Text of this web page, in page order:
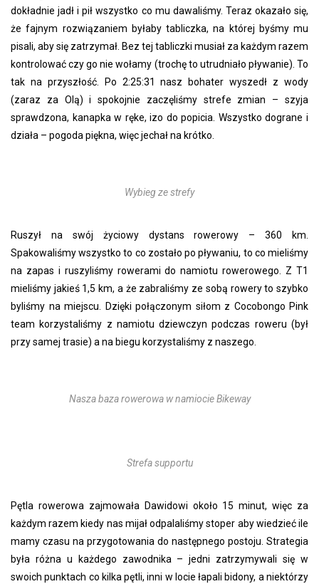
dokładnie jadł i pił wszystko co mu dawaliśmy. Teraz okazało się,
że fajnym rozwiązaniem byłaby tabliczka, na której byśmy mu
pisali, aby się zatrzymał. Bez tej tabliczki musiał za każdym razem
kontrolować czy go nie wołamy (trochę to utrudniało pływanie). To
tak na przyszłość. Po 2:25:31 nasz bohater wyszedł z wody
(zaraz za Olą) i spokojnie zaczęliśmy strefe zmian – szyja
sprawdzona, kanapka w ręke, izo do popicia. Wszystko dograne i
działa – pogoda piękna, więc jechał na krótko.
Wybieg ze strefy
Ruszył na swój życiowy dystans rowerowy – 360 km.
Spakowaliśmy wszystko to co zostało po pływaniu, to co mieliśmy
na zapas i ruszyliśmy rowerami do namiotu rowerowego. Z T1
mieliśmy jakieś 1,5 km, a że zabraliśmy ze sobą rowery to szybko
byliśmy na miejscu. Dzięki połączonym siłom z Cocobongo Pink
team korzystaliśmy z namiotu dziewczyn podczas roweru (był
przy samej trasie) a na biegu korzystaliśmy z naszego.
Nasza baza rowerowa w namiocie Bikeway
Strefa supportu
Pętla rowerowa zajmowała Dawidowi około 15 minut, więc za
każdym razem kiedy nas mijał odpalaliśmy stoper aby wiedzieć ile
mamy czasu na przygotowania do następnego postoju. Strategia
była różna u każdego zawodnika – jedni zatrzymywali się w
swoich punktach co kilka pętli, inni w locie łapali bidony, a niektórzy